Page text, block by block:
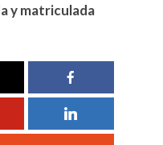
y matriculada